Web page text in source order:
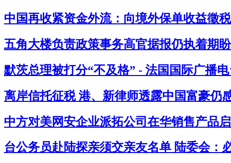
中国再收紧资金外流：向境外保单收益徵
五角大楼负责政策事务高官据报仍执着期
默茨总理被打分“不及格” - 法国国际广播
离岸信托征税 港、新律师透露中国富豪仍
中方对美网安企业派拓公司在华销售产品
台公务员赴陆探亲须交亲友名单 陆委会：